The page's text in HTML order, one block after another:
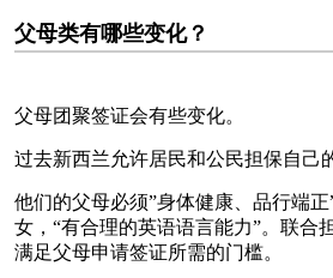
父母类有哪些变化？
父母团聚签证会有些变化。
过去新西兰允许居民和公民担保自己
他们的父母必须”身体健康、品行端
女，“有合理的英语语言能力”。联合
满足父母申请签证所需的门槛。